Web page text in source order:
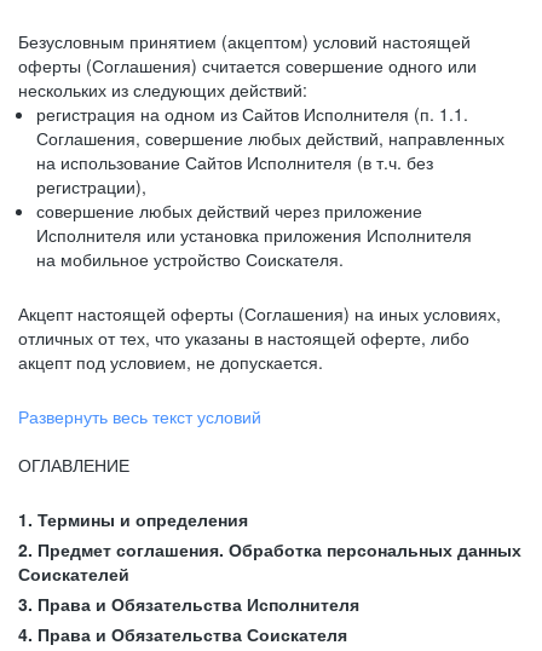
Безусловным принятием (акцептом) условий настоящей
оферты (Соглашения) считается совершение одного или
нескольких из следующих действий:
регистрация на одном из Сайтов Исполнителя (п. 1.1.
Соглашения, совершение любых действий, направленных
на использование Сайтов Исполнителя (в т.ч. без
регистрации),
совершение любых действий через приложение
Исполнителя или установка приложения Исполнителя
на мобильное устройство Соискателя.
Акцепт настоящей оферты (Соглашения) на иных условиях,
отличных от тех, что указаны в настоящей оферте, либо
акцепт под условием, не допускается.
Развернуть весь текст условий
ОГЛАВЛЕНИЕ
1. Термины и определения
2. Предмет соглашения. Обработка персональных данных
Соискателей
3. Права и Обязательства Исполнителя
4. Права и Обязательства Соискателя